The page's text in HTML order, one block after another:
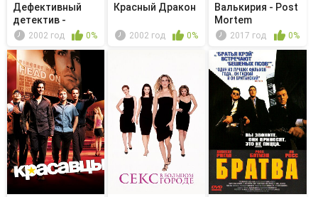
Дефективный
детектив -
Мистер Монк
2002 год 0%
Красный Дракон
2002 год 0%
Валькирия - Post
Mortem
2017 год 0%